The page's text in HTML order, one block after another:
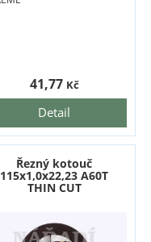
Detail
41,77 Kč
Řezný kotouč
115x1,0x22,23 A60T
THIN CUT